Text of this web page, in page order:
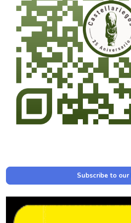
Subscribe to